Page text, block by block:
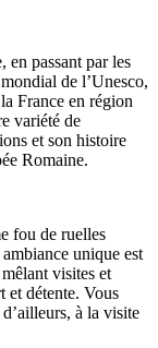
en passant par les
de l’Unesco,
France en région
variété de
et son histoire
Romaine.
fou de ruelles
unique est
visites et
et détente. Vous
à la visite